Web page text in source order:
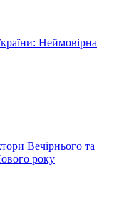
Неймовірна
Вечірнього та
року